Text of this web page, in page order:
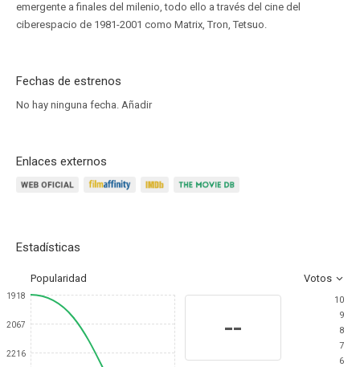
emergente a finales del milenio, todo ello a través del cine del
ciberespacio de 1981-2001 como Matrix, Tron, Tetsuo.
Fechas de estrenos
No hay ninguna fecha. Añadir
Enlaces externos
Estadísticas
Popularidad Votos
1918
2067
2216
--
10
9
8
7
6